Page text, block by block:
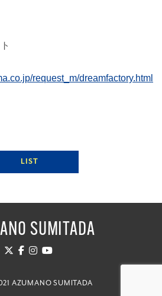
request_m/dreamfactory.html
LIST
SUMITADA
AZUMANO SUMITADA